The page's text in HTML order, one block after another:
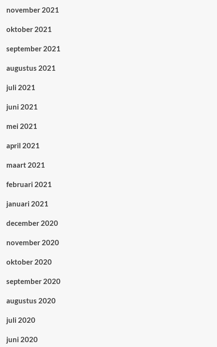
november 2021
oktober 2021
september 2021
augustus 2021
juli 2021
juni 2021
mei 2021
april 2021
maart 2021
februari 2021
januari 2021
december 2020
november 2020
oktober 2020
september 2020
augustus 2020
juli 2020
juni 2020